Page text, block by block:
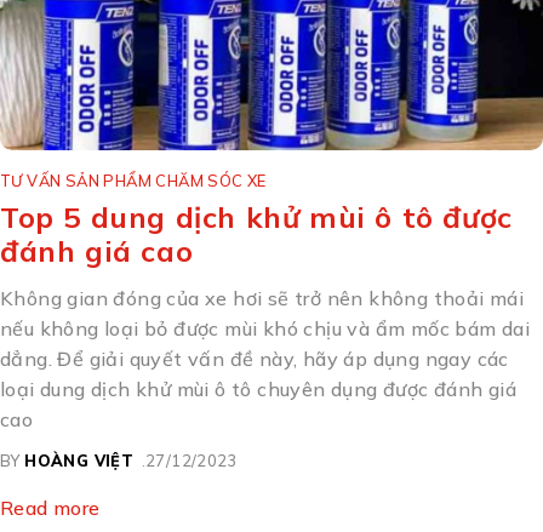
TƯ VẤN SẢN PHẨM CHĂM SÓC XE
Top 5 dung dịch khử mùi ô tô được
đánh giá cao
Không gian đóng của xe hơi sẽ trở nên không thoải mái
nếu không loại bỏ được mùi khó chịu và ẩm mốc bám dai
dẳng. Để giải quyết vấn đề này, hãy áp dụng ngay các
loại dung dịch khử mùi ô tô chuyên dụng được đánh giá
cao
BY HOÀNG VIỆT 27/12/2023
Read more